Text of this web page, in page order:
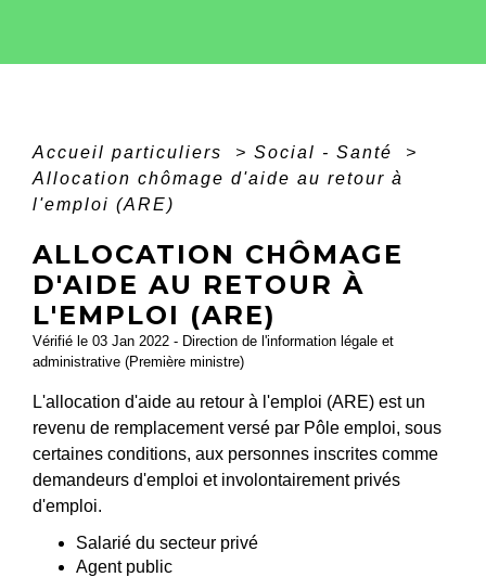
Accueil particuliers > Social - Santé
>
Allocation chômage d'aide au retour à
l'emploi (ARE)
ALLOCATION CHÔMAGE
D'AIDE AU RETOUR À
L'EMPLOI (ARE)
Vérifié le 03 Jan 2022 - Direction de l'information légale et
administrative (Première ministre)
L'allocation d'aide au retour à l'emploi (ARE) est un
revenu de remplacement versé par Pôle emploi, sous
certaines conditions, aux personnes inscrites comme
demandeurs d'emploi et involontairement privés
d'emploi.
Salarié du secteur privé
Agent public